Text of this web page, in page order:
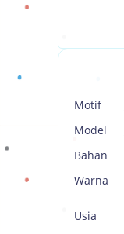
Motif
Model
Bahan
Warna
Usia